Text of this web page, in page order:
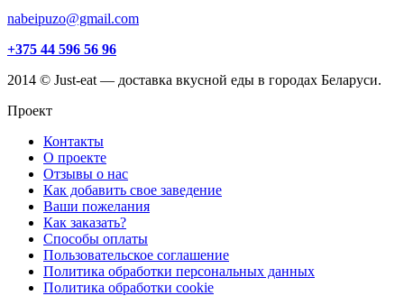
nabeipuzo@gmail.com
+375 44 596 56 96
2014 © Just-eat — доставка вкусной еды в городах Беларуси.
Проект
Контакты
О проекте
Отзывы о нас
Как добавить свое заведение
Ваши пожелания
Как заказать?
Способы оплаты
Пользовательское соглашение
Политика обработки персональных данных
Политика обработки cookie